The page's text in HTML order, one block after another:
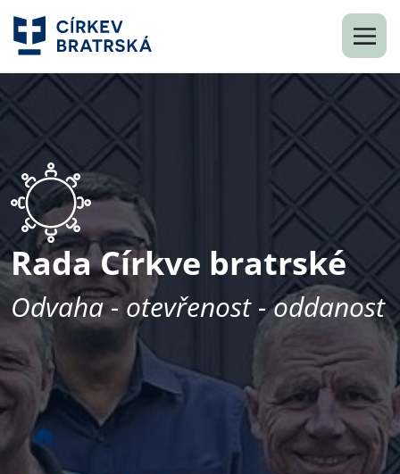
Rada Církve bratrské
Odvaha - otevřenost - oddanost